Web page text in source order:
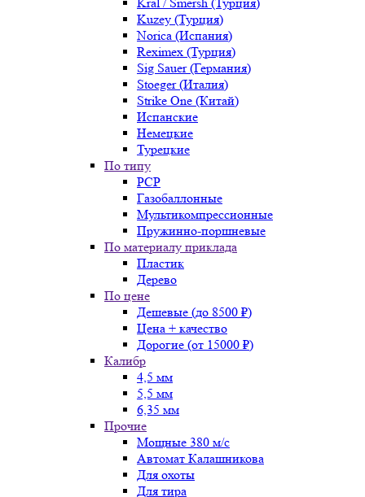
Kuzey (Турция)
Norica (Испания)
Reximex (Турция)
Sig Sauer (Германия)
Stoeger (Италия)
Strike One (Китай)
Испанские
Немецкие
Турецкие
По типу
PCP
Газобаллонные
Мультикомпрессионные
Пружинно-поршневые
По материалу приклада
Пластик
Дерево
По цене
Дешевые (до 8500 ₽)
Цена + качество
Дорогие (от 15000 ₽)
Калибр
4,5 мм
5,5 мм
6,35 мм
Прочие
Мощные 380 м/с
Автомат Калашникова
Для охоты
Для тира